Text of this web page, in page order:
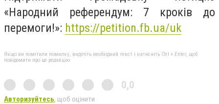
«Народний референдум: 7 кроків до
перемоги!»: https://petition.fb.ua/uk
Якщо ви помітили помилку, виділіть необхідний текст і натисніть Ctrl + Enter, щоб
повідомити про це редакцію
0,0
Авторизуйтесь, щоб оцінити